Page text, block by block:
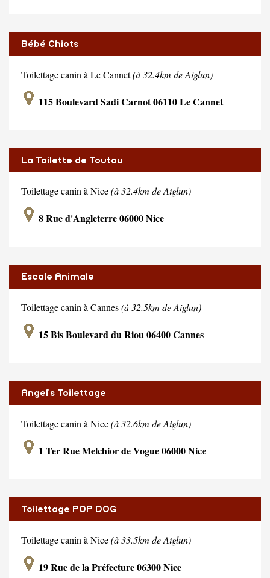
Bébé Chiots
Toilettage canin à Le Cannet(à 32.4km de Aiglun)
115 Boulevard Sadi Carnot 06110 Le Cannet
La Toilette de Toutou
Toilettage canin à Nice(à 32.4km de Aiglun)
8 Rue d'Angleterre 06000 Nice
Escale Animale
Toilettage canin à Cannes(à 32.5km de Aiglun)
15 Bis Boulevard du Riou 06400 Cannes
Angel's Toilettage
Toilettage canin à Nice(à 32.6km de Aiglun)
1 Ter Rue Melchior de Vogue 06000 Nice
Toilettage POP DOG
Toilettage canin à Nice(à 33.5km de Aiglun)
19 Rue de la Préfecture 06300 Nice